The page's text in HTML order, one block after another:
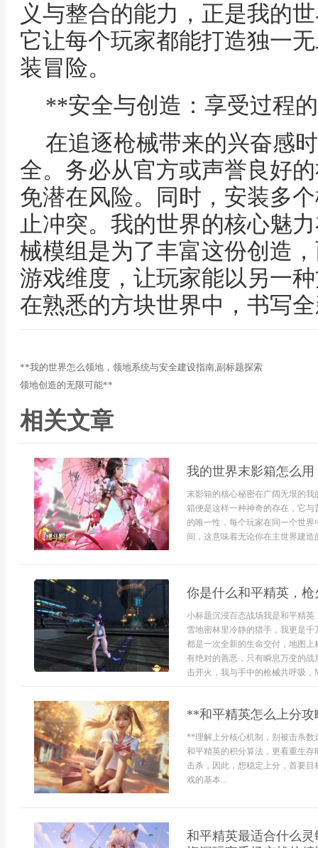
义与整合的能力，正是我的
它让每个玩家都能打造独一
装冒险。
**安全与创造：享受过程
在追逐枪械带来的兴奋感
全。务必从官方或声誉良好
免潜在风险。同时，安装多
止冲突。我的世界的核心魅
械模组是为了丰富这份创造
游戏维度，让玩家能以另一
在熟悉的方块世界中，书写
**我的世界怎么领地，领地系统与安全建设指南,副标题探索
领地创造的无限可能**
相关文章
我的世界末影箱怎么
末影箱的核心秘密在广阔无垠的
箱便是这样一种神奇的存在，它
的唯一性，每个玩家在同一个世
间，这意味着无论你在主世界建
你是什么和平精英，
小标题沉浸百态战场我是和平精
雪地密林里冷静的猎手，我更是
都是一次全新的生命交付，地图
有绝对的善恶，只有瞬息万变的
击开火，我与手中的枪械共呼吸，
**和平精英怎么上分
**理解上分核心机制，别被击杀
和平精英的积分算法，更看重生
击杀，因此，想稳定上分，首要
戏的基本...
和平精英最适合什么